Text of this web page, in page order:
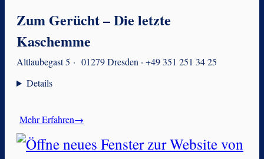
Zum Gerücht – Die letzte
Kaschemme
Altlaubegast 5 · 01279 Dresden · +49 351 251 34 25
Details
Mehr Erfahren→